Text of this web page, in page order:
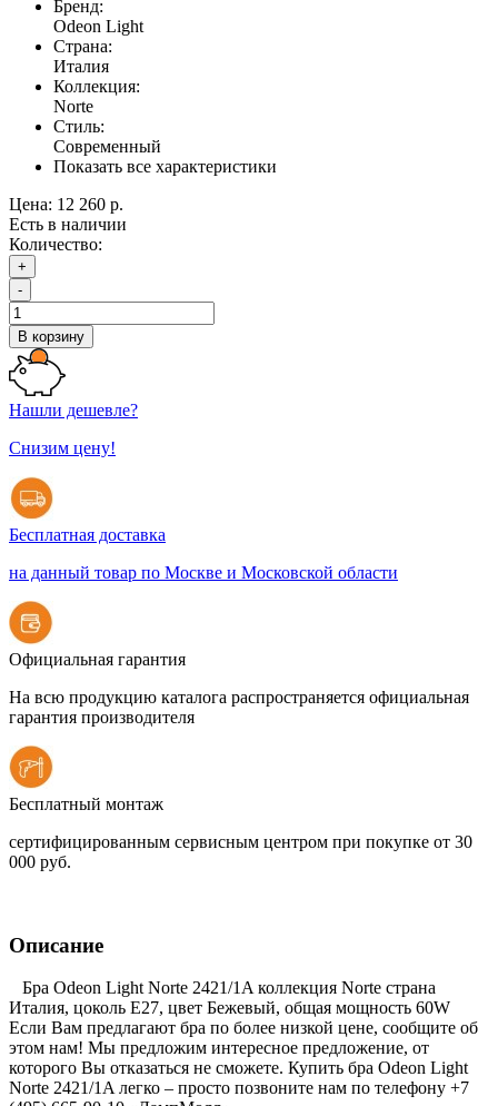
Бренд:
Odeon Light
Страна:
Италия
Коллекция:
Norte
Стиль:
Современный
Показать все характеристики
Цена: 12 260 р.
Есть в наличии
Количество:
+
-
В корзину
Нашли дешевле?
Снизим цену!
Бесплатная доставка
на данный товар по Москве и Московской области
Официальная гарантия
На всю продукцию каталога распространяется официальная
гарантия производителя
Бесплатный монтаж
сертифицированным сервисным центром при покупке от 30
000 руб.
Описание
Бра Odeon Light Norte 2421/1A коллекция Norte страна
Италия, цоколь E27, цвет Бежевый, общая мощность 60W
Если Вам предлагают бра по более низкой цене, сообщите об
этом нам! Мы предложим интересное предложение, от
которого Вы отказаться не сможете. Купить бра Odeon Light
Norte 2421/1A легко – просто позвоните нам по телефону +7